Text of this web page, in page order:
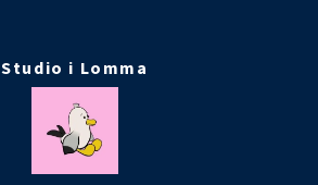
Studio i Lomma